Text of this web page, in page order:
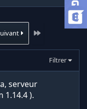
Dernier
Filtrer
serveur
1.14.4 ).